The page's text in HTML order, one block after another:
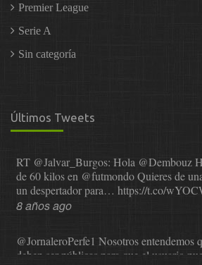
Premier League
Serie A
Sin categoría
Últimos Tweets
RT @Jalvar_Burgos: Hola @Dembouz
de 60 kilos en @futmondoQuieres de
un despertador para… https://t.co/
8 años ago
@JornaleroPerfe1 Nosotros entendemos
deben ser públicas para que el usuario